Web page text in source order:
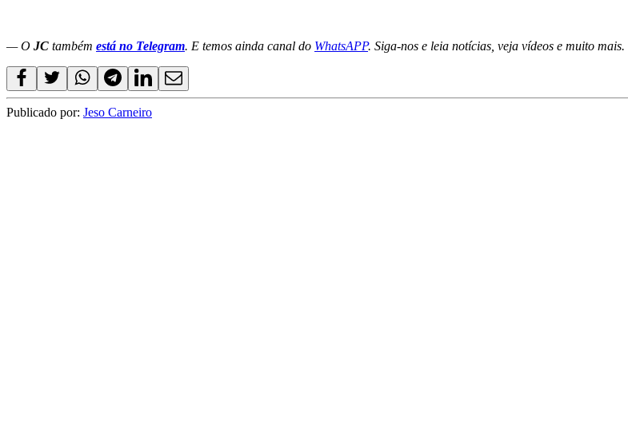
— O JC também está no Telegram. E temos ainda canal do WhatsAPP. Siga-nos e leia notícias, veja vídeos e muito mais.
Publicado por: Jeso Carneiro